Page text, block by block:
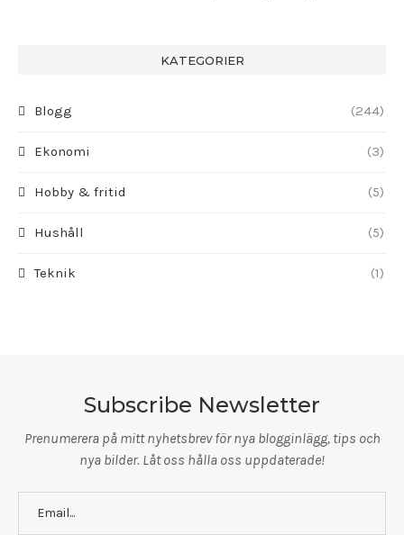
KATEGORIER
Blogg (244)
Ekonomi (3)
Hobby & fritid (5)
Hushåll (5)
Teknik (1)
Subscribe Newsletter
Prenumerera på mitt nyhetsbrev för nya blogginlägg, tips och
nya bilder. Låt oss hålla oss uppdaterade!